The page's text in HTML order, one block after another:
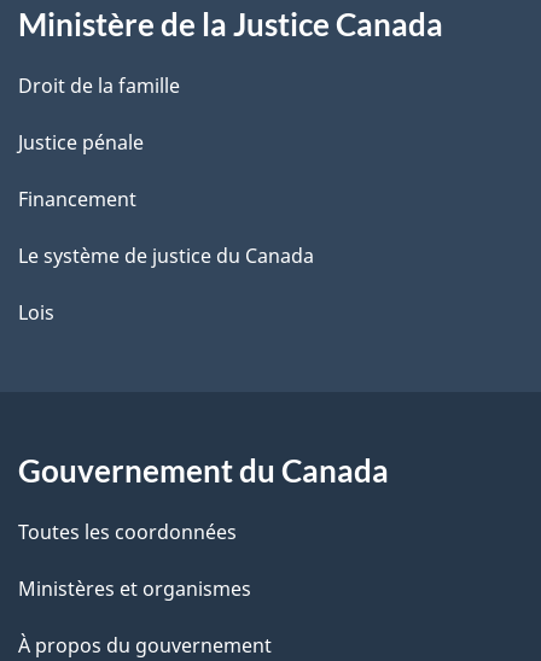
e
Ministère de la Justice Canada
Droit de la famille
Justice pénale
Financement
Le système de justice du Canada
Lois
Gouvernement du Canada
Toutes les coordonnées
Ministères et organismes
À propos du gouvernement